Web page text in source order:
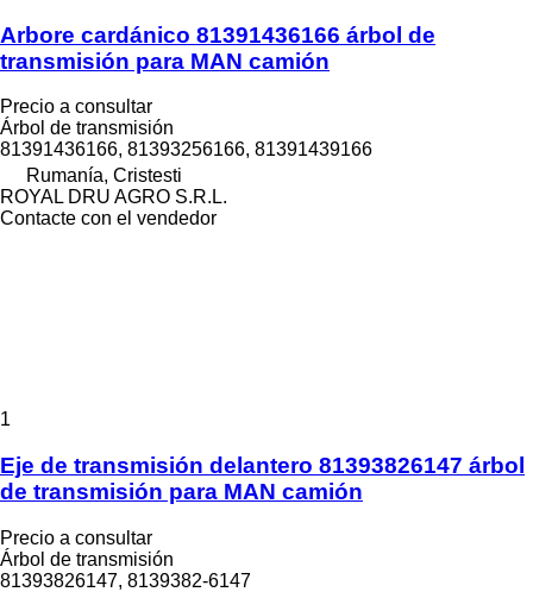
Arbore cardánico 81391436166 árbol de
transmisión para MAN camión
Precio a consultar
Árbol de transmisión
81391436166, 81393256166, 81391439166
Rumanía, Cristesti
ROYAL DRU AGRO S.R.L.
Contacte con el vendedor
1
Eje de transmisión delantero 81393826147 árbol
de transmisión para MAN camión
Precio a consultar
Árbol de transmisión
81393826147, 8139382-6147